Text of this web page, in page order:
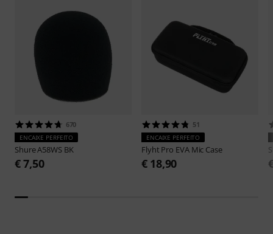
670
ENCAIXE PERFEITO
ShureA58WS BK
€ 7,50
51
ENCAIXE PERFEITO
Flyht Pro EVA Mic Case
€ 18,90